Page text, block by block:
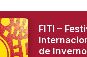
FITI –
de Inverno